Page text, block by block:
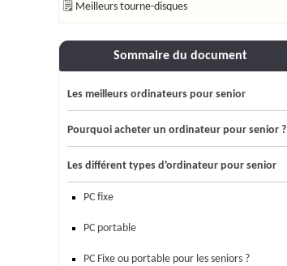
🗒 Meilleurs tourne-disques
Sommaire du document
Les meilleurs ordinateurs pour senior
Pourquoi acheter un ordinateur pour senior ?
Les différent types d'ordinateur pour senior
PC fixe
PC portable
PC Fixe ou portable pour les seniors ?